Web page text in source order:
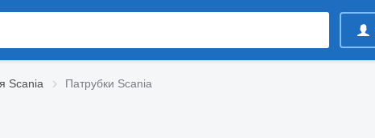
Scania Патрубки Scania